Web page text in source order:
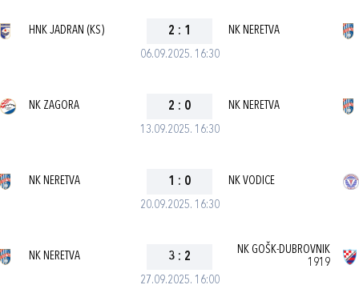
06.09.2025. 16:30
HNK JADRAN (KS) 2 : 1 NK NERETVA
13.09.2025. 16:30
NK ZAGORA 2 : 0 NK NERETVA
20.09.2025. 16:30
NK NERETVA 1 : 0 NK VODICE
27.09.2025. 16:00
NK NERETVA 3 : 2
NK GOŠK-DUBROVNIK
1919